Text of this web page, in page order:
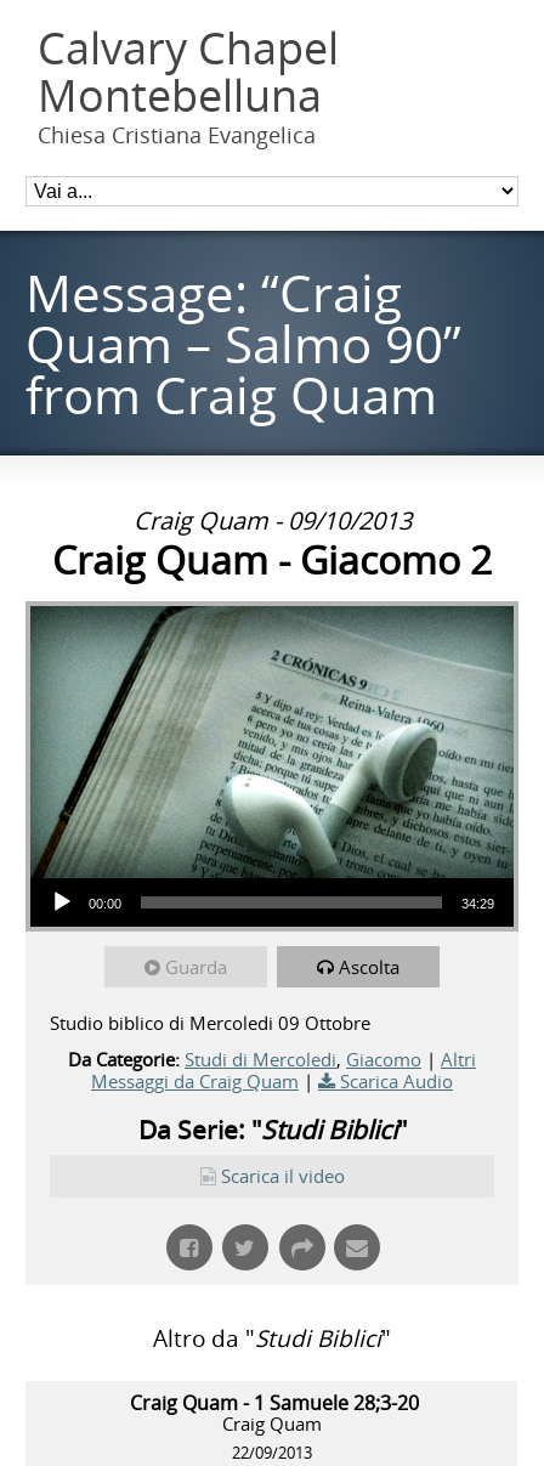
Calvary Chapel
Montebelluna
Chiesa Cristiana Evangelica
Message: “Craig
Quam – Salmo 90”
from Craig Quam
Craig Quam - 09/10/2013
Craig Quam - Giacomo 2
Audio Player
00:00 34:29
Guarda Ascolta
Studio biblico di Mercoledi 09 Ottobre
Da Categorie: Studi di Mercoledi, Giacomo | Altri
Messaggi da Craig Quam | Scarica Audio
Da Serie: "Studi Biblici"
Scarica il video
Altro da "Studi Biblici"
Craig Quam - 1 Samuele 28;3-20
Craig Quam
22/09/2013